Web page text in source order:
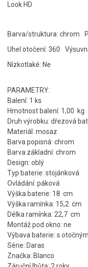
Look HD
Barva/struktura: chrom
Uhel otočení: 360
Nízkotlaké: Ne
PARAMETRY:
Balení: 1 ks
Hmotnost balení: 1,00 kg
Druh výrobku: dřezová
Materiál: mosaz
Barva popisná: chrom
Barva základní: chrom
Design: oblý
Typ baterie: stojánková
Ovládání: páková
Výška baterie: 18 cm
Výška ramínka: 15,2 cm
Délka ramínka: 22,7 cm
Montáž pod okno: ne
Výbava baterie: s
Série: Daras
Značka: Blanco